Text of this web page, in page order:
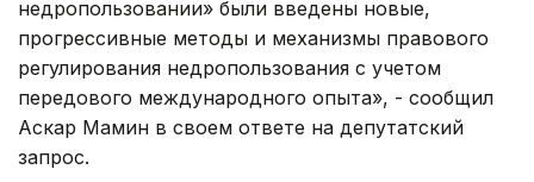
недропользовании» были введены новые,
прогрессивные методы и механизмы правового
регулирования недропользования с учетом
передового международного опыта», - сообщил
Аскар Мамин в своем ответе на депутатский
запрос.